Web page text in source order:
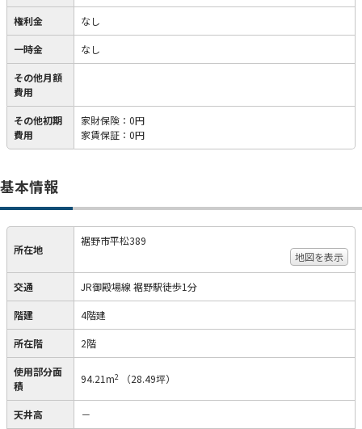
権利金 なし
一時金 なし
その他月額
費用
その他初期
費用
家財保険 ： 0円
家賃保証 ： 0円
基本情報
所在地
裾野市平松389
地図を表示
交通 JR御殿場線 裾野駅徒歩1分
階建 4階建
所在階 2階
使用部分面
積
94.21m2 （28.49坪）
天井高 －